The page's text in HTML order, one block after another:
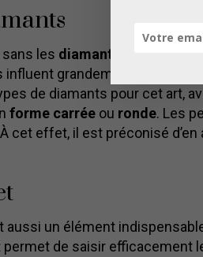
les diamants
, il ne peut
grandement sur
de diamants pour cet art,
forme carrée ou ronde. Les
cet effet, il est préconisé
aussi un élément
permet de saisir efficacement